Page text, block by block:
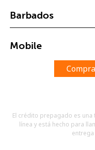
Una letra mayúscula y
Un caracter especial
Barbados
Mobile
El crédito prepagado es
línea y está hecho para